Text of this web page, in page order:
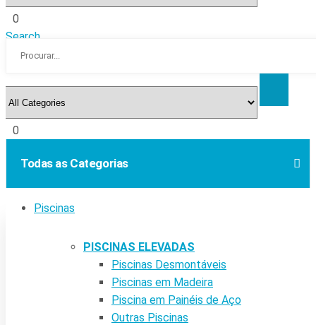
0
Search
0
Todas as Categorias
Piscinas
PISCINAS ELEVADAS
Piscinas Desmontáveis
Piscinas em Madeira
Piscina em Painéis de Aço
Outras Piscinas